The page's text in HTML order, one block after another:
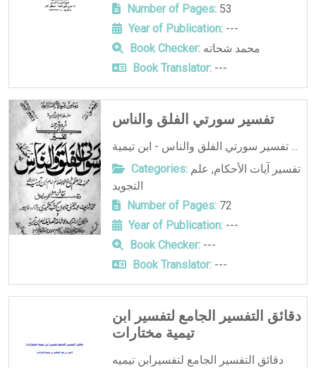
Number of Pages:53
Year of Publication:---
Book Checker: محمد شحاته
Book Translator:---
تفسير سورتي الفلق والناس
تفسير سورتي الفلق والناس - ابن تيمية ...
Categories:
تفسير آيات الأحكام, علم
التجويد
Number of Pages:72
Year of Publication:---
Book Checker:---
Book Translator:---
دقائق التفسير الجامع لتفسير ابن
تيمية مختارات
دقائق التفسير الجامع لتفسيرابن تيميه